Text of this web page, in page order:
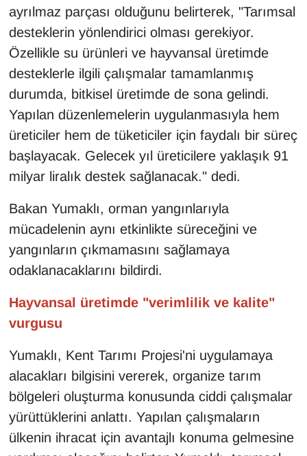
ayrılmaz parçası olduğunu belirterek, "Tarımsal
desteklerin yönlendirici olması gerekiyor.
Özellikle su ürünleri ve hayvansal üretimde
desteklerle ilgili çalışmalar tamamlanmış
durumda, bitkisel üretimde de sona gelindi.
Yapılan düzenlemelerin uygulanmasıyla hem
üreticiler hem de tüketiciler için faydalı bir süreç
başlayacak. Gelecek yıl üreticilere yaklaşık 91
milyar liralık destek sağlanacak." dedi.
Bakan Yumaklı, orman yangınlarıyla
mücadelenin aynı etkinlikte süreceğini ve
yangınların çıkmamasını sağlamaya
odaklanacaklarını bildirdi.
Hayvansal üretimde "verimlilik ve kalite"
vurgusu
Yumaklı, Kent Tarımı Projesi'ni uygulamaya
alacakları bilgisini vererek, organize tarım
bölgeleri oluşturma konusunda ciddi çalışmalar
yürüttüklerini anlattı. Yapılan çalışmaların
ülkenin ihracat için avantajlı konuma gelmesine